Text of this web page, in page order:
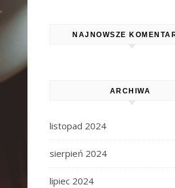
NAJNOWSZE
ARCHIWA
listopad 2024
sierpień 2024
lipiec 2024